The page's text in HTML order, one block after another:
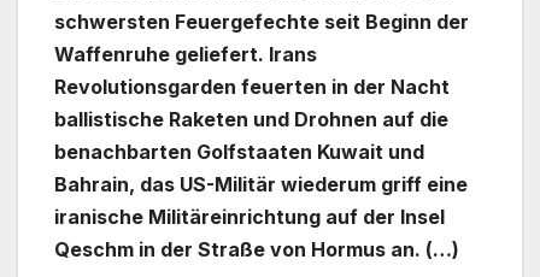
schwersten Feuergefechte seit Beginn der
Waffenruhe geliefert. Irans
Revolutionsgarden feuerten in der Nacht
ballistische Raketen und Drohnen auf die
benachbarten Golfstaaten Kuwait und
Bahrain, das US-Militär wiederum griff eine
iranische Militäreinrichtung auf der Insel
Qeschm in der Straße von Hormus an. (…)